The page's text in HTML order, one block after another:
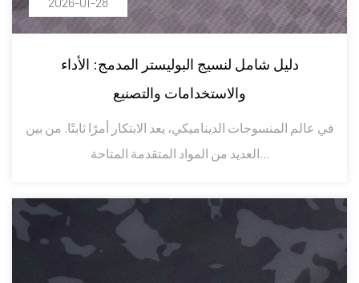
دليل شامل لنسيج البوليستر المدمج: الأداء
والاستخدامات والتصنيع
في عالم المنسوجات الديناميكي، يعد الابتكار أمرًا ثابتًا. من بين
العديد من المواد المتقدمة المتاحة...